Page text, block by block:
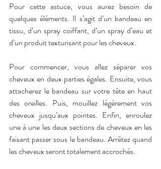
Pour cette astuce, vous aurez besoin de
quelques éléments. Il s’agit d’un bandeau en
tissu, d’un spray coiffant, d’un spray d’eau et
d’un produit texturisant pour les cheveux.
Pour commencer, vous allez séparer vos
cheveux en deux parties égales. Ensuite, vous
attacherez le bandeau sur votre tête en haut
des oreilles. Puis, mouillez légèrement vos
cheveux jusqu’aux pointes. Enfin, enroulez
une à une les deux sections de cheveux en les
faisant passer sous le bandeau. Arrêtez quand
les cheveux seront totalement accrochés.